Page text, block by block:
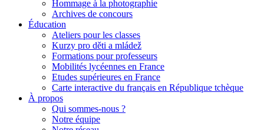
Hommage à la photographie
Archives de concours
Éducation
Ateliers pour les classes
Kurzy pro děti a mládež
Formations pour professeurs
Mobilités lycéennes en France
Etudes supérieures en France
Carte interactive du français en République tchèque
À propos
Qui sommes-nous ?
Notre équipe